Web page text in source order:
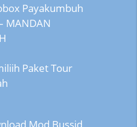
Payakumbuh
MANDAN
Paket Tour
Mod Bussid